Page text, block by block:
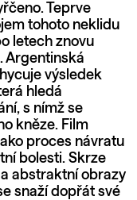
Teprve
tohoto neklidu
letech znovu
Argentinská
výsledek
hledá
s nímž se
kněze. Film
proces návratu
bolesti. Skrze
abstraktní obrazy
snaží dopřát své